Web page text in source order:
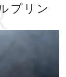
プリン